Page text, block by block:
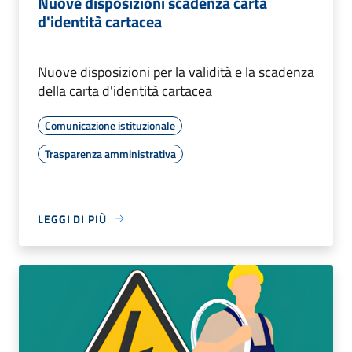
d'identità cartacea
Nuove disposizioni per la validità e la scadenza
della carta d'identità cartacea
Comunicazione istituzionale
Trasparenza amministrativa
LEGGI DI PIÙ